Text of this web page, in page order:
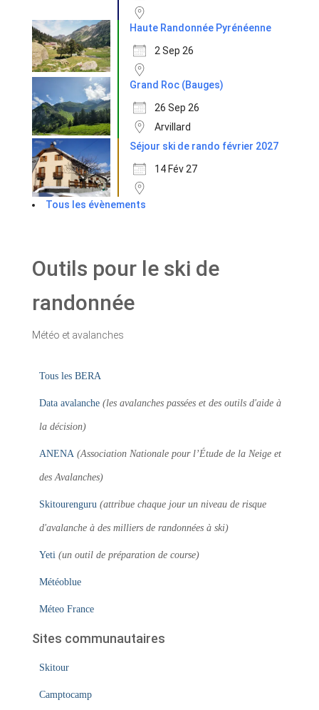
Haute Randonnée Pyrénéenne
2 Sep 26
Grand Roc (Bauges)
26 Sep 26
Arvillard
Séjour ski de rando février 2027
14 Fév 27
Tous les évènements
Outils pour le ski de
randonnée
Météo et avalanches
Tous les BERA
Data avalanche (les avalanches passées et des outils d'aide à
la décision)
ANENA (Association Nationale pour l’Étude de la Neige et
des Avalanches)
Skitourenguru (attribue chaque jour un niveau de risque
d'avalanche à des milliers de randonnées à ski)
Yeti (un outil de préparation de course)
Météoblue
Méteo France
Sites communautaires
Skitour
Camptocamp